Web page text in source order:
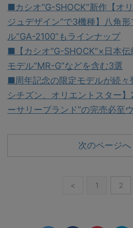
■カシオ“G-SHOCK”新作【オ
ジュデザイン”で3機種】八角
ル“GA-2100”もラインナップ
■【カシオ“G-SHOCK”×日本
モデル“MR-G”などを含む3選
■周年記念の限定モデルが続々
シチズン、オリエントスター
ーサリーブランド”の完売必至
次のページ
< 1 2